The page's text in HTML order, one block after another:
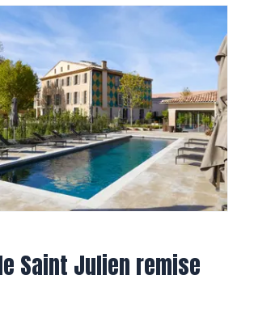
Saint Julien remise